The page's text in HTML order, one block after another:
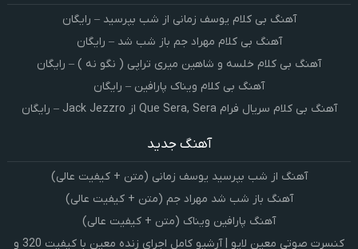
آهنگ بی کلام یوسف زمانی از شب بپرسید – رایگان
آهنگ بی کلام مهراد جم باز شب شد – رایگان
آهنگ بی کلام خلسه و شاهین میری تراپی ( نگو نه ) – رایگان
آهنگ بی کلام ویناک پارافین – رایگان
آهنگ بی کلام سریال فرام Que Sera, Sera از Jack Jezzro – رایگان
آهنگ جدید
آهنگ از شب بپرسید یوسف زمانی (متن + کیفیت عالی)
آهنگ باز شب شد مهراد جم (متن + کیفیت عالی)
آهنگ پارافین ویناک (متن + کیفیت عالی)
کنسرت صوتی معین لایو | آرشیو کامل اجرای زنده معین با کیفیت 320 و